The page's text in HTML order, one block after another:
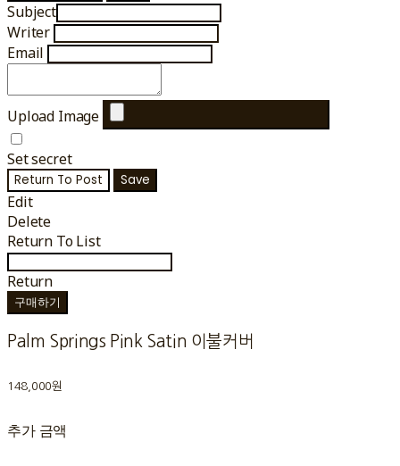
Subject
Writer
Email
Upload Image
Set secret
Return To Post Save
Edit
Delete
Return To List
Return
구매하기
Palm Springs Pink Satin 이불커버
148,000원
추가 금액